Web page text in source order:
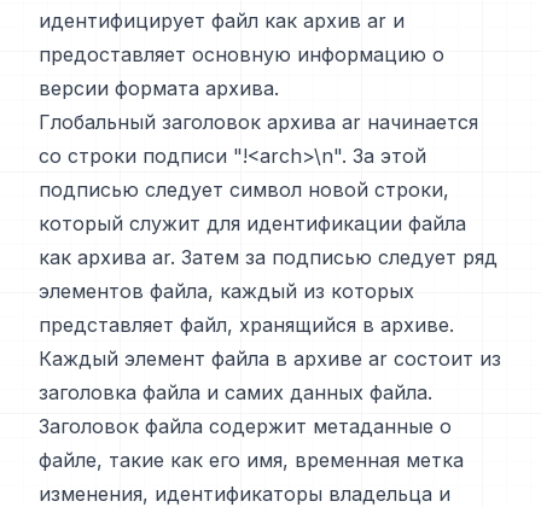
идентифицирует файл как архив ar и
предоставляет основную информацию о
версии формата архива.
Глобальный заголовок архива ar начинается
со строки подписи "!<arch>\n". За этой
подписью следует символ новой строки,
который служит для идентификации файла
как архива ar. Затем за подписью следует ряд
элементов файла, каждый из которых
представляет файл, хранящийся в архиве.
Каждый элемент файла в архиве ar состоит из
заголовка файла и самих данных файла.
Заголовок файла содержит метаданные о
файле, такие как его имя, временная метка
изменения, идентификаторы владельца и